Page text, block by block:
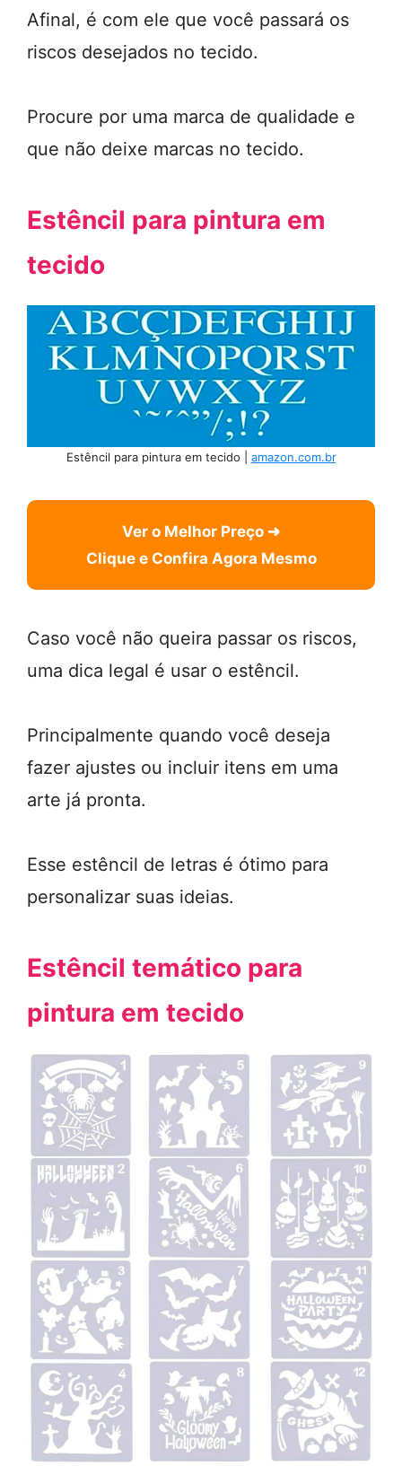
Afinal, é com ele que você passará os
riscos desejados no tecido.
Procure por uma marca de qualidade e
que não deixe marcas no tecido.
Estêncil para pintura em
tecido
Estêncil para pintura em tecido | amazon.com.br
Ver o Melhor Preço ➜
Clique e Confira Agora Mesmo
Caso você não queira passar os riscos,
uma dica legal é usar o estêncil.
Principalmente quando você deseja
fazer ajustes ou incluir itens em uma
arte já pronta.
Esse estêncil de letras é ótimo para
personalizar suas ideias.
Estêncil temático para
pintura em tecido